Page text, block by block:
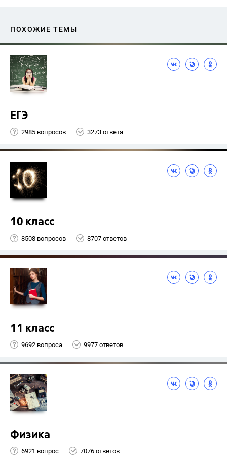
ПОХОЖИЕ ТЕМЫ
ЕГЭ
2985 вопросов 3273 ответа
10 класс
8508 вопросов 8707 ответов
11 класс
9692 вопроса 9977 ответов
Физика
6921 вопрос 7076 ответов